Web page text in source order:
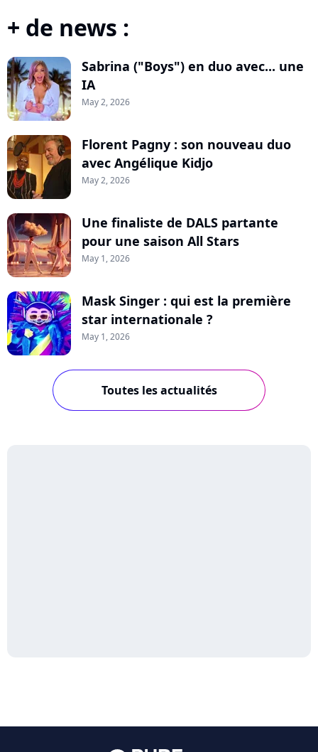
+ de news :
Sabrina ("Boys") en duo avec... une
IA
May 2, 2026
Florent Pagny : son nouveau duo
avec Angélique Kidjo
May 2, 2026
Une finaliste de DALS partante
pour une saison All Stars
May 1, 2026
Mask Singer : qui est la première
star internationale ?
May 1, 2026
Toutes les actualités